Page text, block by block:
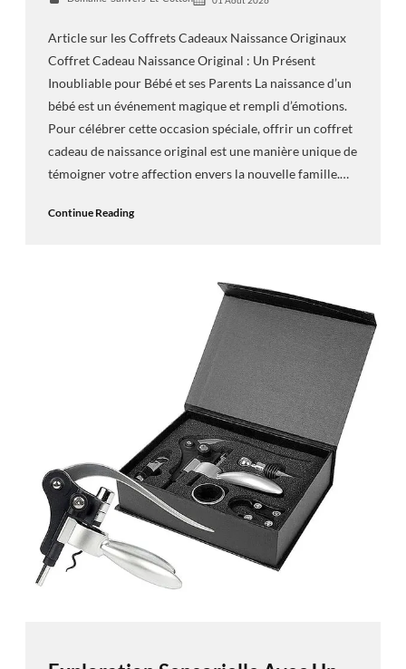
Article sur les Coffrets Cadeaux Naissance Originaux
Coffret Cadeau Naissance Original : Un Présent
Inoubliable pour Bébé et ses Parents La naissance d’un
bébé est un événement magique et rempli d’émotions.
Pour célébrer cette occasion spéciale, offrir un coffret
cadeau de naissance original est une manière unique de
témoigner votre affection envers la nouvelle famille.…
Continue Reading